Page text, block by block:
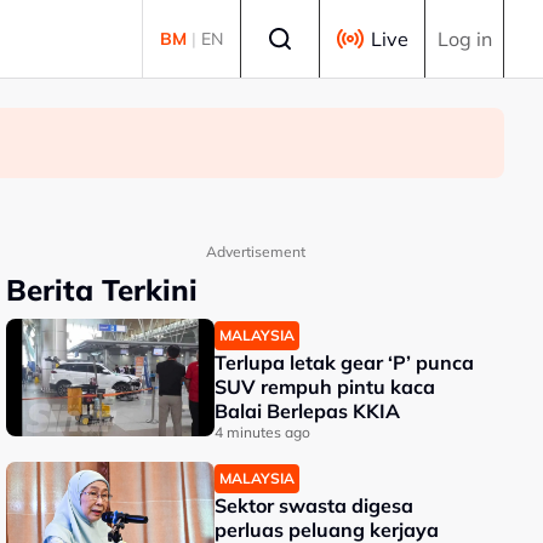
BM | EN Live Log in
Advertisement
Berita Terkini
MALAYSIA
Terlupa letak gear ‘P’ punca
SUV rempuh pintu kaca
Balai Berlepas KKIA
4 minutes ago
MALAYSIA
Sektor swasta digesa
perluas peluang kerjaya